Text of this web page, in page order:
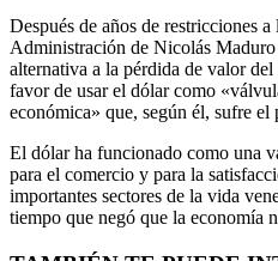
Después de años de restricciones
Administración de Nicolás
alternativa a la pérdida de valor
favor de usar el dólar como
económica» que, según él, sufre el
El dólar ha funcionado como una
para el comercio y para la
importantes sectores de la vida
tiempo que negó que la economía